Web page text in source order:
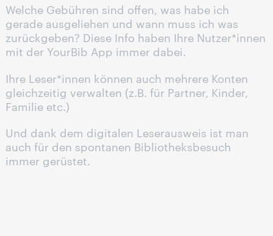
Welche Gebühren sind offen, was habe ich
gerade ausgeliehen und wann muss ich was
zurückgeben? Diese Info haben Ihre Nutzer*innen
mit der YourBib App immer dabei.
Ihre Leser*innen können auch mehrere Konten
gleichzeitig verwalten (z.B. für Partner, Kinder,
Familie etc.)
Und dank dem digitalen Leserausweis ist man
auch für den spontanen Bibliotheksbesuch
immer gerüstet.